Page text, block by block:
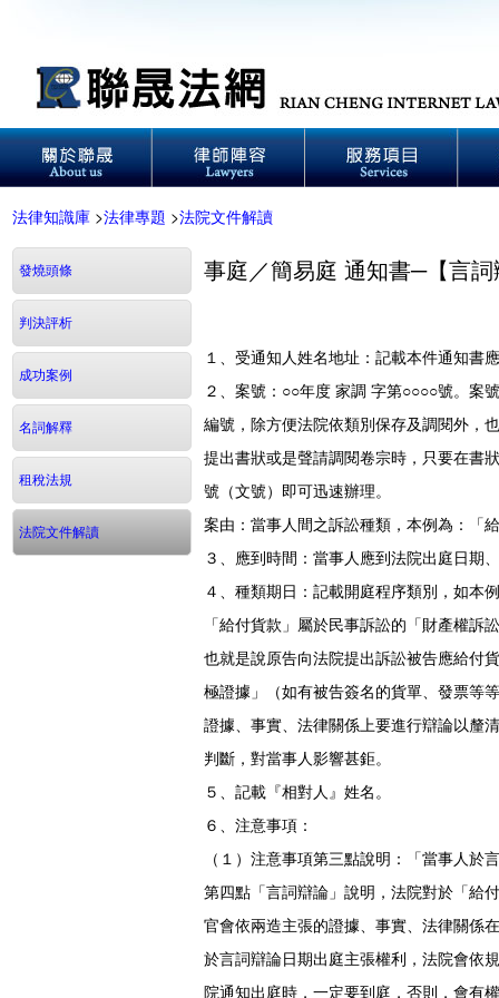
法律知識庫 >法律專題 >法院文件解讀
發燒頭條
判決評析
成功案例
名詞解釋
租稅法規
法院文件解讀
事庭／簡易庭 通知書─【言
１、受通知人姓名地址：記載本件通知書
２、案號：○○年度 家調 字第○○○○號。案
編號，除方便法院依類別保存及調閱外，
提出書狀或是聲請調閱卷宗時，只要在書
號（文號）即可迅速辦理。
案由：當事人間之訴訟種類，本例為：「
３、應到時間：當事人應到法院出庭日期
４、種類期日：記載開庭程序類別，如本
「給付貨款」屬於民事訴訟的「財產權
也就是說原告向法院提出訴訟被告應給付
極證據」（如有被告簽名的貨單、發票等
證據、事實、法律關係上要進行辯論以釐
判斷，對當事人影響甚鉅。
５、記載『相對人』姓名。
６、注意事項：
（１）注意事項第三點說明：「當事人
第四點「言詞辯論」說明，法院對於「給
官會依兩造主張的證據、事實、法律關係
於言詞辯論日期出庭主張權利，法院會依
院通知出庭時，一定要到庭，否則，會有